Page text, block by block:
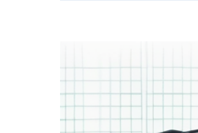
grösseres